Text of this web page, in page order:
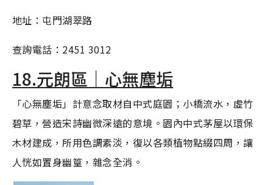
地址：屯門湖翠路
查詢電話：2451 3012
18.元朗區｜心無塵垢
「心無塵垢」計意念取材自中式庭園；小橋流水，虛竹
碧草，營造宋詩幽微深遠的意境。園內中式茅屋以環保
木材建成，所用色調素淡，復以各類植物點綴四周，讓
人恍如置身幽篁，雜念全消。